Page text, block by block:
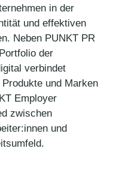
in der
und effektiven
Neben PUNKT PR
der
verbindet
und Marken
Employer
zwischen
und